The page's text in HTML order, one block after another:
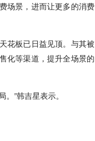
场景，进而让更多的消费
花板已日益见顶。与其被
化等渠道，提升全场景的
”韩吉星表示。